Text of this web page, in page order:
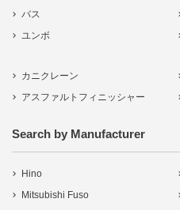
バス
ユンボ
カニクレーン
アスファルトフィニッシャー
Search by Manufacturer
Hino
Mitsubishi Fuso